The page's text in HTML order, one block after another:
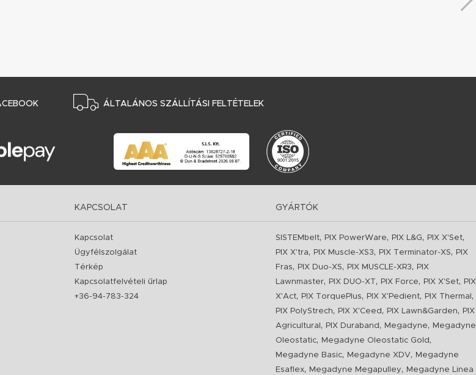
ÁLTALÁNOS SZÁLLÍTÁSI FELTÉTELEK
KAPCSOLAT
Kapcsolat
Ügyfélszolgálat
Térkép
Kapcsolatfelvételi űrlap
+36-94-783-324
GYÁRTÓK
SISTEMbelt, PIX PowerWare, PIX L&G, PIX X'Set,
PIX X'tra, PIX Muscle-XS3, PIX Terminator-XS,
PIX
Fras, PIX Duo-XS, PIX MUSCLE-XR3,
PIX
Lawnmaster, PIX DUO-XT , PIX Force, PIX X'Set,
PIX
X'Act, PIX TorquePlus, PIX X'Pedient, PIX Thermal ,
PIX PolyStrech, PIX X'Ceed , PIX Lawn&Garden,
PIX
Agricultural , PIX Duraband , Megadyne,
Megadyne
Oleostatic, Megadyne Oleostatic Gold ,
Megadyne Basic, Megadyne XDV,
Megadyne
Esaflex, Megadyne Megapulley,
Megadyne Linea